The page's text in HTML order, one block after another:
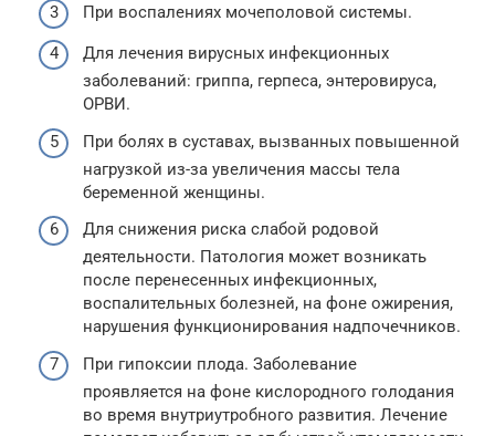
При воспалениях мочеполовой системы.
Для лечения вирусных инфекционных
заболеваний: гриппа, герпеса, энтеровируса,
ОРВИ.
При болях в суставах, вызванных повышенной
нагрузкой из-за увеличения массы тела
беременной женщины.
Для снижения риска слабой родовой
деятельности. Патология может возникать
после перенесенных инфекционных,
воспалительных болезней, на фоне ожирения,
нарушения функционирования надпочечников.
При гипоксии плода. Заболевание
проявляется на фоне кислородного голодания
во время внутриутробного развития. Лечение